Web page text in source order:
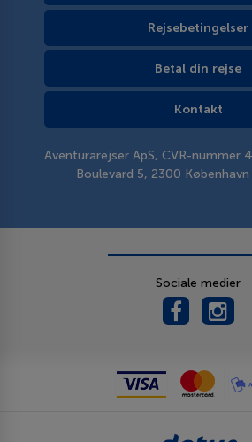
Rejsebetingelser
Betal din rejse
Kontakt
Aventurarejser ApS, CVR-nummer
Boulevard 5, 2300
Sociale medier